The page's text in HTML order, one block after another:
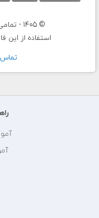
© 1405 - تمامی حقوق برای میهن طرح محفوظ است.
استفاده از این